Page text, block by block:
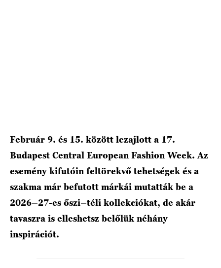
Február 9. és 15. között lezajlott a 17.
Budapest Central European Fashion Week. Az
esemény kifutóin feltörekvő tehetségek és a
szakma már befutott márkái mutatták be a
2026–27-es őszi–téli kollekciókat, de akár
tavaszra is elleshetsz belőlük néhány
inspirációt.